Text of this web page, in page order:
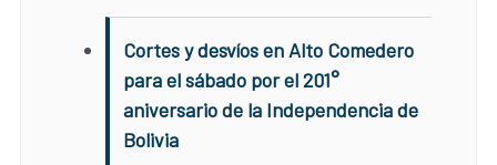
Cortes y desvíos en Alto Comedero
para el sábado por el 201°
aniversario de la Independencia de
Bolivia